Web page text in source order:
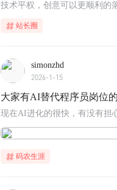
技术平权，创意可以更顺利的
站长圈
simonzhd
2026-1-15
大家有AI替代程序员岗位
现在AI进化的很快，有没有担
码农生涯